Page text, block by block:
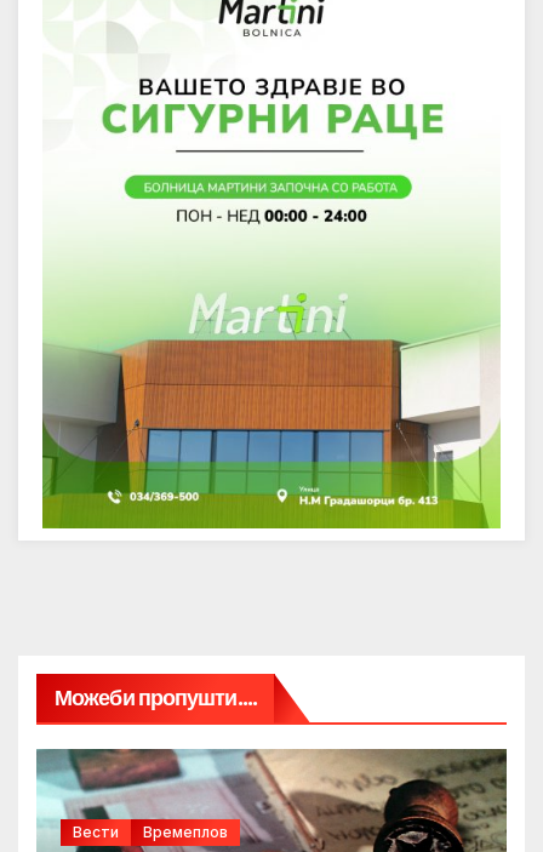
Можеби пропушти....
Вести Времеплов